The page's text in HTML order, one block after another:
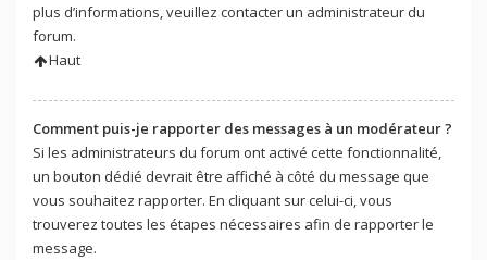
plus d’informations, veuillez contacter un administrateur du
forum.
Haut
Comment puis-je rapporter des messages à un modérateur ?
Si les administrateurs du forum ont activé cette fonctionnalité,
un bouton dédié devrait être affiché à côté du message que
vous souhaitez rapporter. En cliquant sur celui-ci, vous
trouverez toutes les étapes nécessaires afin de rapporter le
message.